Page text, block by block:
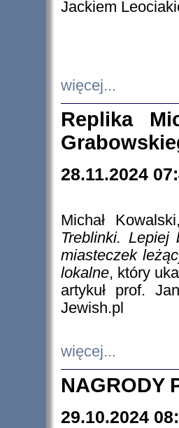
Jackiem
więcej...
Replika
28.11.2024
Michał
Treblinki. Lepiej
miasteczek
lokalne, który
artykuł prof.
Jewish.pl
więcej...
NAGRODY
29.10.2024